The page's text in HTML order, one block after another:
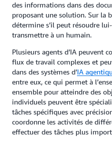
des informations dans des
proposant une solution. Sur la
détermine s’il peut résoudre
transmettre à un humain.
Plusieurs agents d’IA peuvent
flux de travail complexes et
dans des systèmes d’IA
entre eux, ce qui permet à
ensemble pour atteindre des
individuels peuvent être
tâches spécifiques avec
coordonne les activités de
effectuer des tâches plus